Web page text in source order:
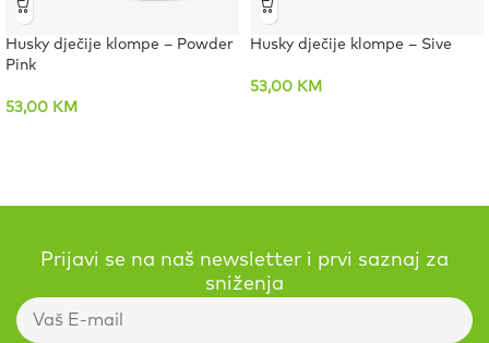
Husky dječije klompe – Powder
Pink
53,00 KM
Husky dječije klompe – Sive
53,00 KM
Prijavi se na naš newsletter i prvi saznaj za
sniženja